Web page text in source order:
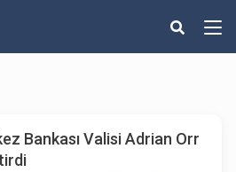
Bankası Valisi Adrian Orr